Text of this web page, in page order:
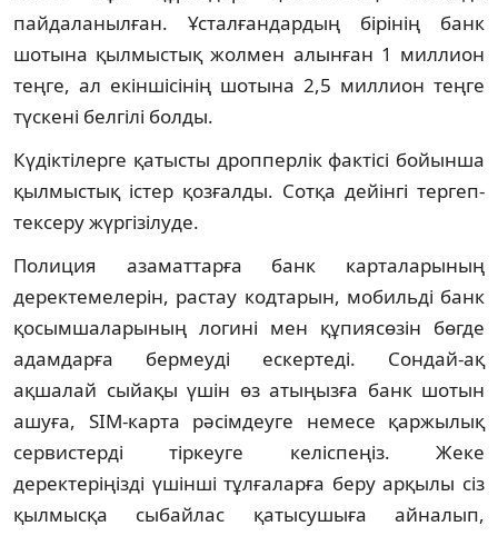
пайдаланылған. Ұсталғандардың бірінің банк
шотына қылмыстық жолмен алынған 1 миллион
теңге, ал екіншісінің шотына 2,5 миллион теңге
түскені белгілі болды.
Күдіктілерге қатысты дропперлік фактісі бойынша
қылмыстық істер қозғалды. Сотқа дейінгі тергеп-
тексеру жүргізілуде.
Полиция азаматтарға банк карталарының
деректемелерін, растау кодтарын, мобильді банк
қосымшаларының логині мен құпиясөзін бөгде
адамдарға бермеуді ескертеді. Сондай-ақ
ақшалай сыйақы үшін өз атыңызға банк шотын
ашуға, SIM-карта рәсімдеуге немесе қаржылық
сервистерді тіркеуге келіспеңіз. Жеке
деректеріңізді үшінші тұлғаларға беру арқылы сіз
қылмысқа сыбайлас қатысушыға айналып,